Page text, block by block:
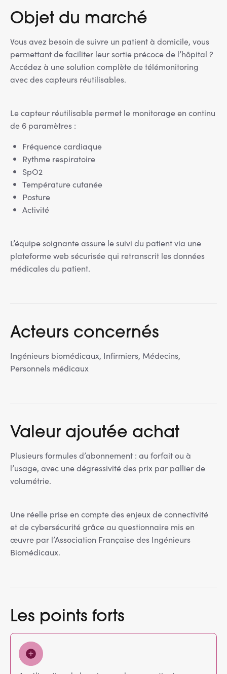
Objet du marché
Vous avez besoin de suivre un patient à domicile, vous
permettant de faciliter leur sortie précoce de l’hôpital ?
Accédez à une solution complète de télémonitoring
avec des capteurs réutilisables.
Le capteur réutilisable permet le monitorage en continu
de 6 paramètres :
Fréquence cardiaque
Rythme respiratoire
SpO2
Température cutanée
Posture
Activité
L’équipe soignante assure le suivi du patient via une
plateforme web sécurisée qui retranscrit les données
médicales du patient.
Acteurs concernés
Ingénieurs biomédicaux, Infirmiers, Médecins,
Personnels médicaux
Valeur ajoutée achat
Plusieurs formules d’abonnement : au forfait ou à
l’usage, avec une dégressivité des prix par pallier de
volumétrie.
Une réelle prise en compte des enjeux de connectivité
et de cybersécurité grâce au questionnaire mis en
œuvre par l’Association Française des Ingénieurs
Biomédicaux.
Les points forts